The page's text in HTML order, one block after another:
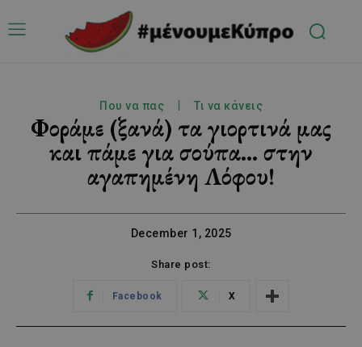
Που να πας Τι να κάνεις
Φοράμε (ξανά) τα γιορτινά μας
και πάμε για σούπα… στην
αγαπημένη Λόφου!
December 1, 2025
Share post:
Facebook X